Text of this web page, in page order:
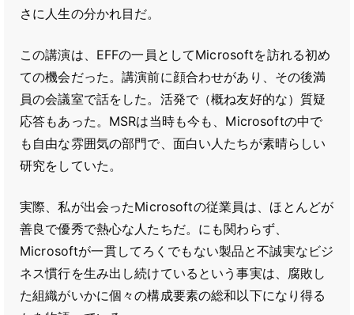
さに人生の分かれ目だ。
この講演は、EFFの一員としてMicrosoftを訪れる初め
ての機会だった。講演前に顔合わせがあり、その後満
員の会議室で話をした。活発で（概ね友好的な）質疑
応答もあった。MSRは当時も今も、Microsoftの中で
も自由な雰囲気の部門で、面白い人たちが素晴らしい
研究をしていた。
実際、私が出会ったMicrosoftの従業員は、ほとんどが
善良で優秀で熱心な人たちだ。にも関わらず、
Microsoftが一貫してろくでもない製品と不誠実なビジ
ネス慣行を生み出し続けているという事実は、腐敗し
た組織がいかに個々の構成要素の総和以下になり得る